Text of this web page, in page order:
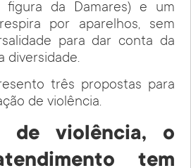
figura da Damares) e um
por aparelhos, sem
para dar conta da
diversidade.
três propostas para
de violência.
de violência, o
tem